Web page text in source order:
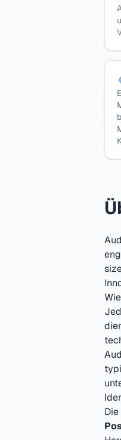
Wie
Die